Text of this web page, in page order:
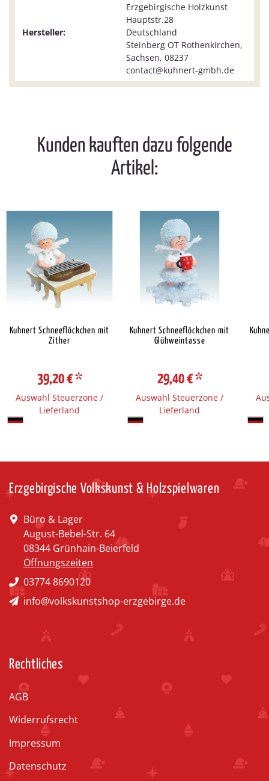
Hersteller:
Erzgebirgische Holzkunst
Hauptstr.28
Deutschland
Steinberg OT Rothenkirchen,
Sachsen, 08237
contact@kuhnert-gmbh.de
Kunden kauften dazu folgende
Artikel:
Kuhnert Schneeflöckchen mit
Zither
39,20 €*
Auswahl Steuerzone /
Lieferland
Kuhnert Schneeflöckchen mit
Glühweintasse
29,40 €*
Auswahl Steuerzone /
Lieferland
Erzgebirgische Volkskunst & Holzspielwaren
Büro & Lager
August-Bebel-Str. 64
08344 Grünhain-Beierfeld
Öffnungszeiten
03774 8690120
info@volkskunstshop-erzgebirge.de
Rechtliches
AGB
Widerrufsrecht
Impressum
Datenschutz